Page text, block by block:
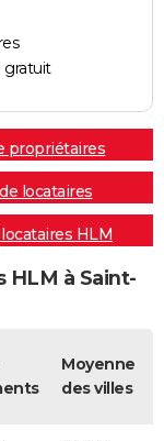
gratuit
propriétaires
locataires
HLM
HLM à Saint-
Moyenne
des villes